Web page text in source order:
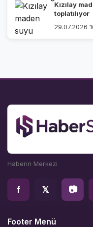
Kızılay
toplatılıyor
29.07.2026
Haberin Merkezi
f 𝕏 📷
Footer Menü